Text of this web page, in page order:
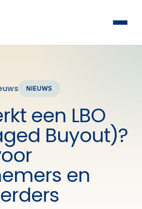
NIEUWS
een LBO
Buyout)?
en